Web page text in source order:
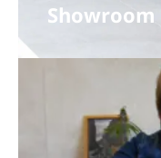
Showroom